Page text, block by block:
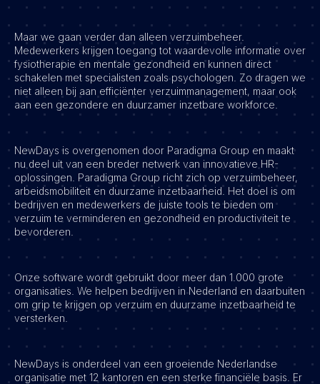
Contact
Vacatures
Maar we gaan verder dan alleen verzuimbeheer.
Medewerkers krijgen toegang tot waardevolle informatie over
fysiotherapie en mentale gezondheid en kunnen direct
schakelen met specialisten zoals psychologen. Zo dragen we
niet alleen bij aan efficiënter verzuimmanagement, maar ook
aan een gezondere en duurzamer inzetbare workforce.
NewDays is overgenomen door Paradigma Group en maakt
nu deel uit van een breder netwerk van innovatieve HR-
oplossingen. Paradigma Group richt zich op verzuimbeheer,
arbeidsmobiliteit en duurzame inzetbaarheid. Het doel is om
bedrijven en medewerkers de juiste tools te bieden om
verzuim te verminderen en gezondheid en productiviteit te
bevorderen.
Onze software wordt gebruikt door meer dan 1.000 grote
organisaties. We helpen bedrijven in Nederland en daarbuiten
om grip te krijgen op verzuim en duurzame inzetbaarheid te
versterken.
NewDays is onderdeel van een groeiende Nederlandse
organisatie met 12 kantoren en een sterke financiële basis. Er